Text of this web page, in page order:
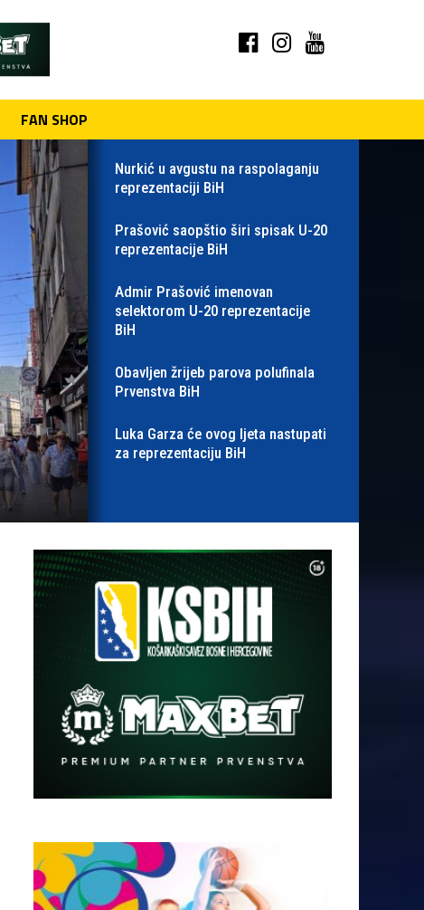
FAN SHOP
Nurkić u avgustu na raspolaganju
reprezentaciji BiH
Prašović saopštio širi spisak U-20
reprezentacije BiH
Admir Prašović imenovan
selektorom U-20 reprezentacije
BiH
Obavljen žrijeb parova polufinala
Prvenstva BiH
Luka Garza će ovog ljeta nastupati
za reprezentaciju BiH